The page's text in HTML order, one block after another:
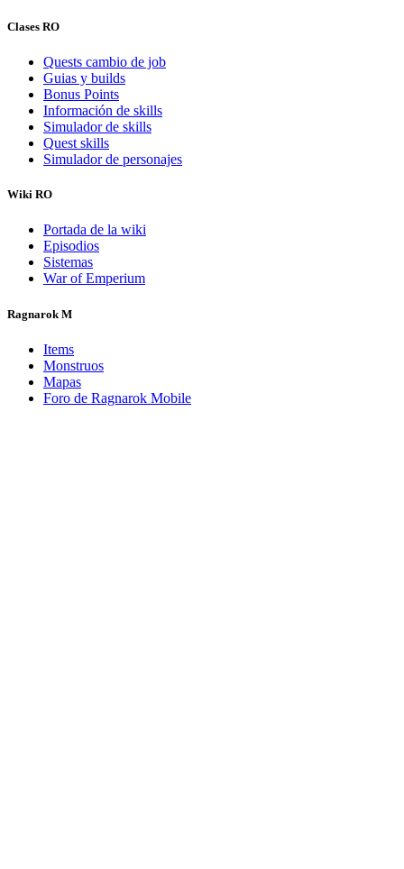
Clases RO
Quests cambio de job
Guias y builds
Bonus Points
Información de skills
Simulador de skills
Quest skills
Simulador de personajes
Wiki RO
Portada de la wiki
Episodios
Sistemas
War of Emperium
Ragnarok M
Items
Monstruos
Mapas
Foro de Ragnarok Mobile